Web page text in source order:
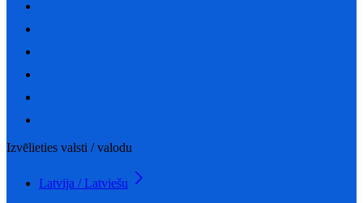
Izvēlieties valsti / valodu
Latvija / Latviešu